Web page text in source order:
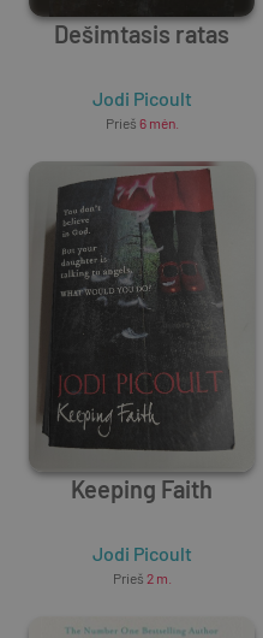
Dešimtasis ratas
Jodi Picoult
Prieš 6 mėn.
Keeping Faith
Jodi Picoult
Prieš 2 m.